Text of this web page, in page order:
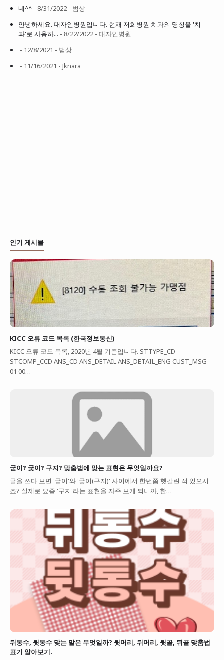
네^^ - 8/31/2022 - 범상
안녕하세요. 대자인병원입니다. 현재 저희병원 치과의 명칭을 '치
과'로 사용하... - 8/22/2022 - 대자인병원
- 12/8/2021 - 범상
- 11/16/2021 - Jknara
인기 게시물
KICC 오류 코드 목록 (한국정보통신)
KICC 오류 코드 목록, 2020년 4월 기준입니다. STTYPE_CD
STCOMP_CCD ANS_CD ANS_DETAIL ANS_DETAIL_ENG CUST_MSG
01 00…
굳이? 궂이? 구지? 맞춤법에 맞는 표현은 무엇일까요?
글을 쓰다 보면 '굳이'와 '궂이(구지)' 사이에서 한번쯤 헷갈린 적 있으시
죠? 실제로 요즘 '구지'라는 표현을 자주 보게 되니까, 한…
뒤통수, 뒷통수 맞는 말은 무엇일까? 뒷머리, 뒤머리, 뒷골, 뒤골 맞춤법
표기 알아보기.